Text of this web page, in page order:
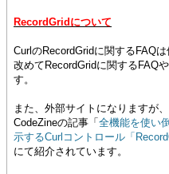
RecordGridについて
CurlのRecordGridに関するFAQ
改めてRecordGridに関するFAQ
す。
また、外部サイトになりますが
CodeZineの記事「 全機能を使い
示するCurlコントロール「
にて紹介されています。